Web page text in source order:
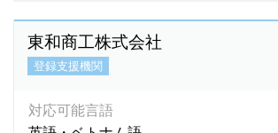
東和商工株式会社
登録支援機関
対応可能言語